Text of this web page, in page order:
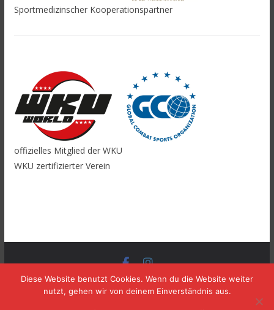
Sportmedizinscher Kooperationspartner
offizielles Mitglied der WKU
WKU zertifizierter Verein
Copyright © 2026 TOMBURG BOXING. Alle Rechte
vorbehalten.
Diese Website benutzt Cookies. Wenn du die Website weiter
nutzt, gehen wir von deinem Einverständnis aus.